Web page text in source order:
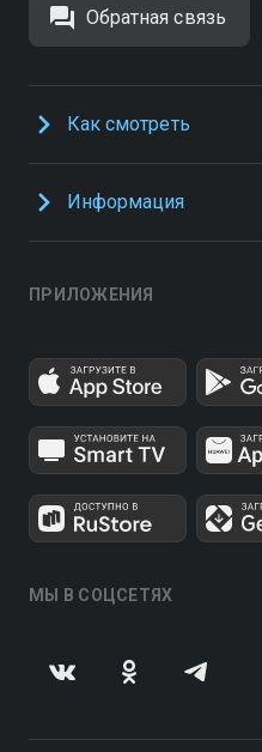
Обратная связь
Как смотреть
Информация
ПРИЛОЖЕНИЯ
МЫ В СОЦСЕТЯХ